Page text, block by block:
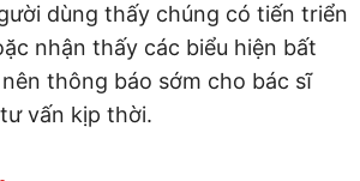
dùng thấy chúng có tiến triển
nhận thấy các biểu hiện bất
thông báo sớm cho bác sĩ
vấn kịp thời.